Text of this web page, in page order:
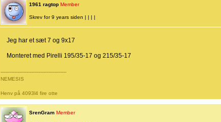
1961 ragtop Member
Skrev for 9 years siden | | | |
Jeg har et sæt 7 og 9x17
Monteret med Pirelli 195/35-17 og 215/35-17
-------------------------------------------
NEMESIS
Henv på 4093l4 fire otte
SrenGram Member